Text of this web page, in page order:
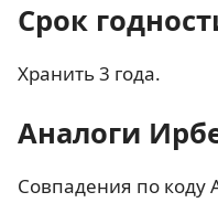
Срок
Хранить 3 года.
Аналоги
Совпадения по коду